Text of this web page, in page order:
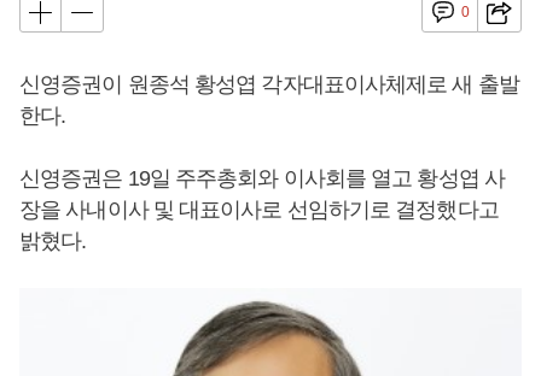
0
신영증권이 원종석 황성엽 각자대표이사체제로 새 출발
한다.
신영증권은 19일 주주총회와 이사회를 열고 황성엽 사
장을 사내이사 및 대표이사로 선임하기로 결정했다고
밝혔다.